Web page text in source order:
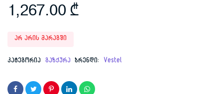
1,267.00 ₾
არ არის მარაგში
კატეგორია გაზქურა ბრენდი: Vestel